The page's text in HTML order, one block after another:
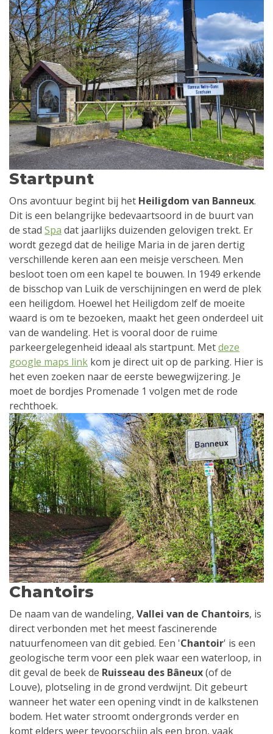
Startpunt
Ons avontuur begint bij het Heiligdom van Banneux.
Dit is een belangrijke bedevaartsoord in de buurt van
de stad Spa dat jaarlijks duizenden gelovigen trekt. Er
wordt gezegd dat de heilige Maria in de jaren dertig
verschillende keren aan een meisje verscheen. Men
besloot toen om een kapel te bouwen. In 1949 erkende
de bisschop van Luik de verschijningen en werd de plek
een heiligdom. Hoewel het Heiligdom zelf de moeite
waard is om te bezoeken, maakt het geen onderdeel uit
van de wandeling. Het is vooral door de ruime
parkeergelegenheid ideaal als startpunt. Metdeze
google maps link kom je direct uit op de parking. Hier is
het even zoeken naar de eerste bewegwijzering. Je
moet de bordjes Promenade 1 volgen met de rode
rechthoek.
Chantoirs
De naam van de wandeling, Vallei van de Chantoirs, is
direct verbonden met het meest fascinerende
natuurfenomeen van dit gebied. Een 'Chantoir' is een
geologische term voor een plek waar een waterloop, in
dit geval de beek de Ruisseau des Bâneux(of de
Louve), plotseling in de grond verdwijnt. Dit gebeurt
wanneer het water een opening vindt in de kalkstenen
bodem. Het water stroomt ondergronds verder en
komt elders weer tevoorschijn als een bron, vaak